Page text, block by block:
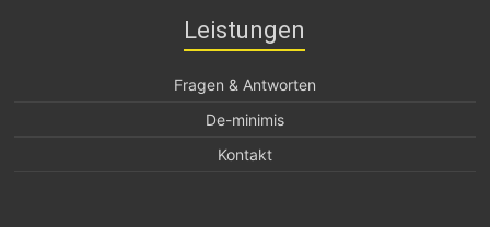
Leistungen
Fragen & Antworten
De-minimis
Kontakt